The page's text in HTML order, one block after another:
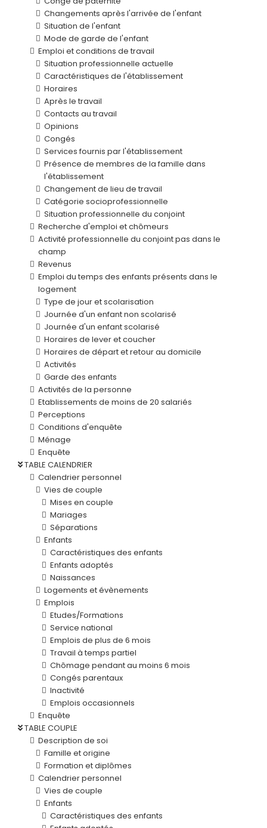
Changements après l'arrivée de l'enfant
Situation de l'enfant
Mode de garde de l'enfant
Emploi et conditions de travail
Situation professionnelle actuelle
Caractéristiques de l'établissement
Horaires
Après le travail
Contacts au travail
Opinions
Congés
Services fournis par l'établissement
Présence de membres de la famille dans
l'établissement
Changement de lieu de travail
Catégorie socioprofessionnelle
Situation professionnelle du conjoint
Recherche d'emploi et chômeurs
Activité professionnelle du conjoint pas dans le
champ
Revenus
Emploi du temps des enfants présents dans le
logement
Type de jour et scolarisation
Journée d'un enfant non scolarisé
Journée d'un enfant scolarisé
Horaires de lever et coucher
Horaires de départ et retour au domicile
Activités
Garde des enfants
Activités de la personne
Etablissements de moins de 20 salariés
Perceptions
Conditions d'enquête
Ménage
Enquête
TABLE CALENDRIER
Calendrier personnel
Vies de couple
Mises en couple
Mariages
Séparations
Enfants
Caractéristiques des enfants
Enfants adoptés
Naissances
Logements et évènements
Emplois
Etudes/Formations
Service national
Emplois de plus de 6 mois
Travail à temps partiel
Chômage pendant au moins 6 mois
Congés parentaux
Inactivité
Emplois occasionnels
Enquête
TABLE COUPLE
Description de soi
Famille et origine
Formation et diplômes
Calendrier personnel
Vies de couple
Enfants
Caractéristiques des enfants